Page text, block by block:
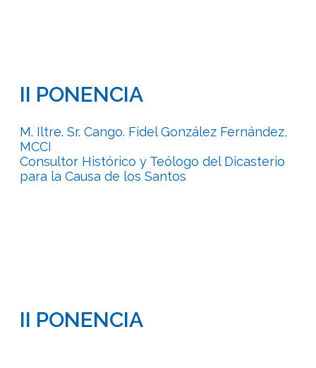
II PONENCIA
M. Iltre. Sr. Cango. Fidel González Fernández,
MCCI
Consultor Histórico y Teólogo del Dicasterio
para la Causa de los Santos
II PONENCIA